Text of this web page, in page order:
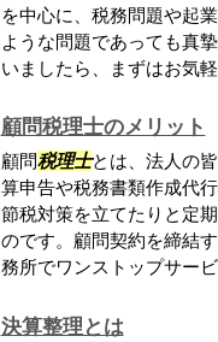
を中心に、税務問題や起
ような問題であっても真
いましたら、まずはお気
顧問税理士のメリット
顧問税理士とは、法人の
算申告や税務書類作成代
節税対策を立てたりと定
のです。顧問契約を締結
務所でワンストップサー
決算整理とは